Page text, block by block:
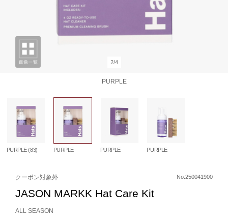
2/4
PURPLE
PURPLE (83) PURPLE PURPLE PURPLE
クーポン対象外 No.250041900
JASON MARKK Hat Care Kit
ALL SEASON